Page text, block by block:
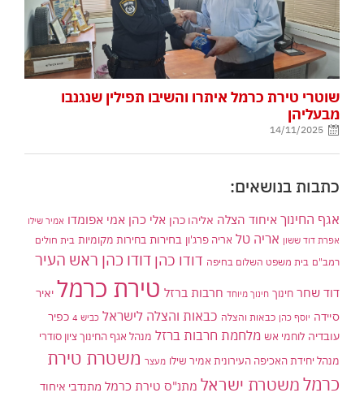
שוטרי טירת כרמל איתרו והשיבו תפילין שנגנבו
מבעליהן
14/11/2025
כתבות בנושאים:
אגף החינוך איחוד הצלה אליהו כהן אלי כהן אמי אפומדו אמיר שילו
אפרת דוד ששון אריה טל אריה פרג'ון בחירות בחירות מקומיות בית חולים
רמב"ם בית משפט השלום בחיפה דודו כהן דודו כהן ראש העיר
דוד שחר חינוך חינוך מיוחד חרבות ברזל טירת כרמל יאיר
סיידה יוסף כהן כבאות והצלה כבאות והצלה לישראל כביש 4
כפיר
עובדיה לוחמי אש מלחמת חרבות ברזל מנהל אגף החינוך ציון סודרי
מנהל יחידת האכיפה העירונית אמיר שילו מעצר משטרת טירת
כרמלמשטרת ישראל מתנ"ס טירת כרמל מתנדבי איחוד